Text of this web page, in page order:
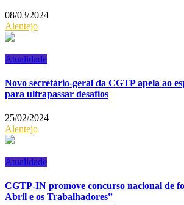
08/03/2024
Alentejo
Atualidade
Novo secretário-geral da CGTP apela ao
para ultrapassar desafios
25/02/2024
Alentejo
Atualidade
CGTP-IN promove concurso nacional de
Abril e os Trabalhadores”